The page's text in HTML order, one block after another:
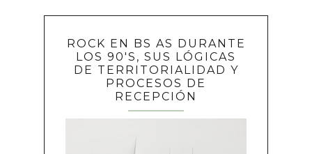
ROCK EN BS AS DURANTE
LOS 90'S, SUS LÓGICAS
DE TERRITORIALIDAD Y
PROCESOS DE
RECEPCIÓN